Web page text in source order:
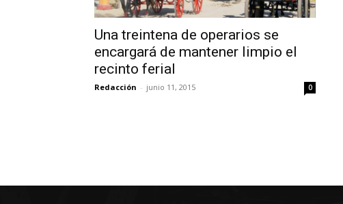
Una treintena de operarios se
encargará de mantener limpio el
recinto ferial
Redacción - junio 11, 2015 0